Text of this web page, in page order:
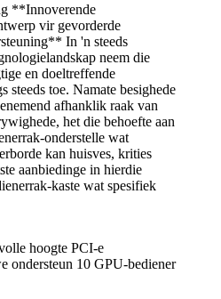
**Innoverende
vir gevorderde
In 'n steeds
neem die
en doeltreffende
steeds toe. Namate besighede
afhanklik raak van
het die behoefte aan
onderstelle wat
kan huisves, krities
aanbiedinge in hierdie
kaste wat spesifiek